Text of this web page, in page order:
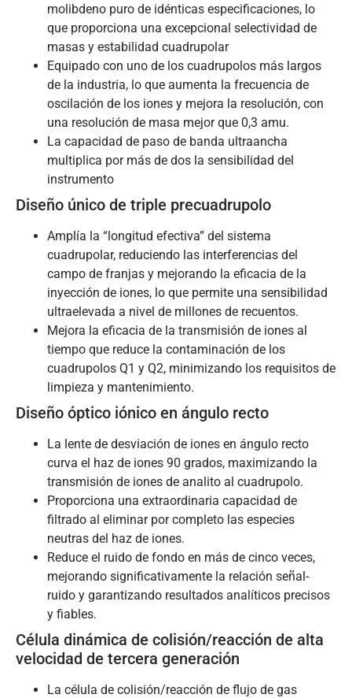
molibdeno puro de idénticas especificaciones, lo
que proporciona una excepcional selectividad de
masas y estabilidad cuadrupolar
Equipado con uno de los cuadrupolos más largos
de la industria, lo que aumenta la frecuencia de
oscilación de los iones y mejora la resolución, con
una resolución de masa mejor que 0,3 amu.
La capacidad de paso de banda ultraancha
multiplica por más de dos la sensibilidad del
instrumento
Diseño único de triple precuadrupolo
Amplía la “longitud efectiva” del sistema
cuadrupolar, reduciendo las interferencias del
campo de franjas y mejorando la eficacia de la
inyección de iones, lo que permite una sensibilidad
ultraelevada a nivel de millones de recuentos.
Mejora la eficacia de la transmisión de iones al
tiempo que reduce la contaminación de los
cuadrupolos Q1 y Q2, minimizando los requisitos de
limpieza y mantenimiento.
Diseño óptico iónico en ángulo recto
La lente de desviación de iones en ángulo recto
curva el haz de iones 90 grados, maximizando la
transmisión de iones de analito al cuadrupolo.
Proporciona una extraordinaria capacidad de
filtrado al eliminar por completo las especies
neutras del haz de iones.
Reduce el ruido de fondo en más de cinco veces,
mejorando significativamente la relación señal-
ruido y garantizando resultados analíticos precisos
y fiables.
Célula dinámica de colisión/reacción de alta
velocidad de tercera generación
La célula de colisión/reacción de flujo de gas